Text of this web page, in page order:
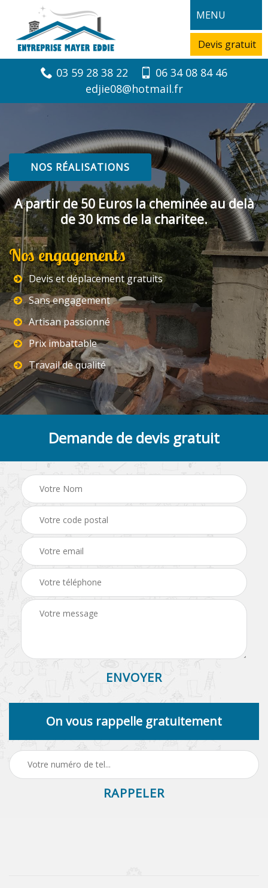
MENU
Devis gratuit
03 59 28 38 22
06 34 08 84 46
edjie08@hotmail.fr
NOS RÉALISATIONS
A partir de 50 Euros la cheminée au delà
de 30 kms de la charitee.
Nos engagements
Devis et déplacement gratuits
Sans engagement
Artisan passionné
Prix imbattable
Travail de qualité
Demande de devis gratuit
On vous rappelle gratuitement